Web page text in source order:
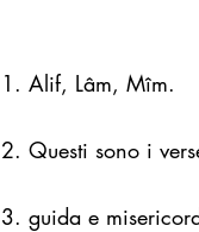
1. Alif, Lâm, Mîm.
2. Questi sono i
3. guida e